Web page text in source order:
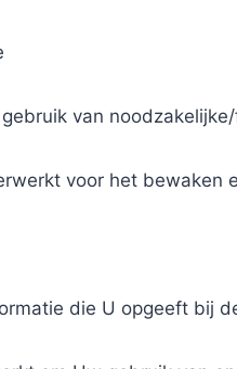
van
voor het bewaken
die U opgeeft bij